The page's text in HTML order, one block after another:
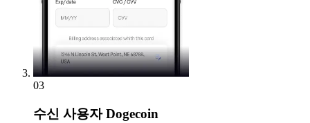
03
수신 사용자 Dogecoin